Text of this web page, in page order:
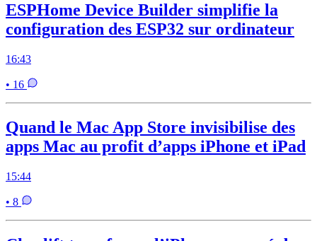
ESPHome Device Builder simplifie la
configuration des ESP32 sur ordinateur
16:43
• 16
Quand le Mac App Store invisibilise des
apps Mac au profit d’apps iPhone et iPad
15:44
• 8